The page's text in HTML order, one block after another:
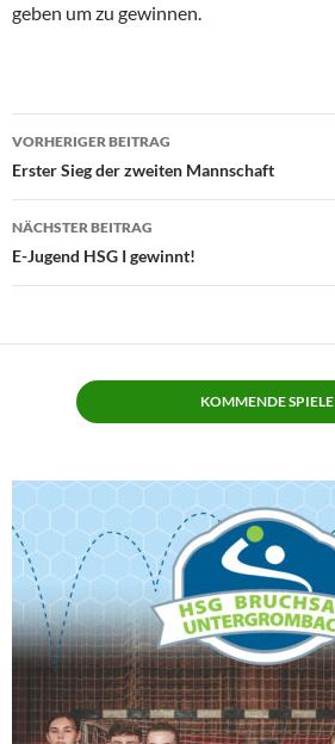
geben um zu gewinnen.
Beitragsnavigation
VORHERIGER BEITRAG
Erster Sieg der zweiten Mannschaft
NÄCHSTER BEITRAG
E-Jugend HSG I gewinnt!
KOMMENDE SPIELE